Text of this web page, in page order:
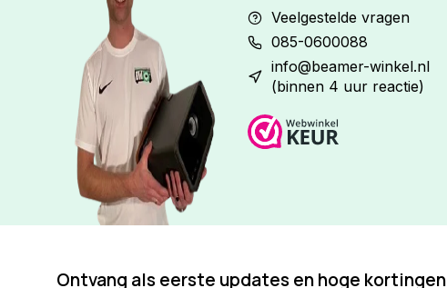
Veelgestelde vragen
085-0600088
info@beamer-winkel.nl
(binnen 4 uur reactie)
Ontvang als eerste updates en hoge kortingen